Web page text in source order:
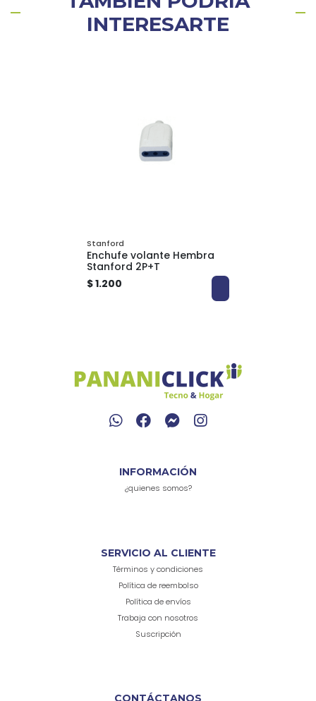
INTERESARTE
Stanford
Enchufe volante Hembra
Stanford 2P+T
$ 1.200
INFORMACIÓN
¿quienes somos?
SERVICIO AL CLIENTE
Términos y condiciones
Política de reembolso
Política de envíos
Trabaja con nosotros
Suscripción
CONTÁCTANOS